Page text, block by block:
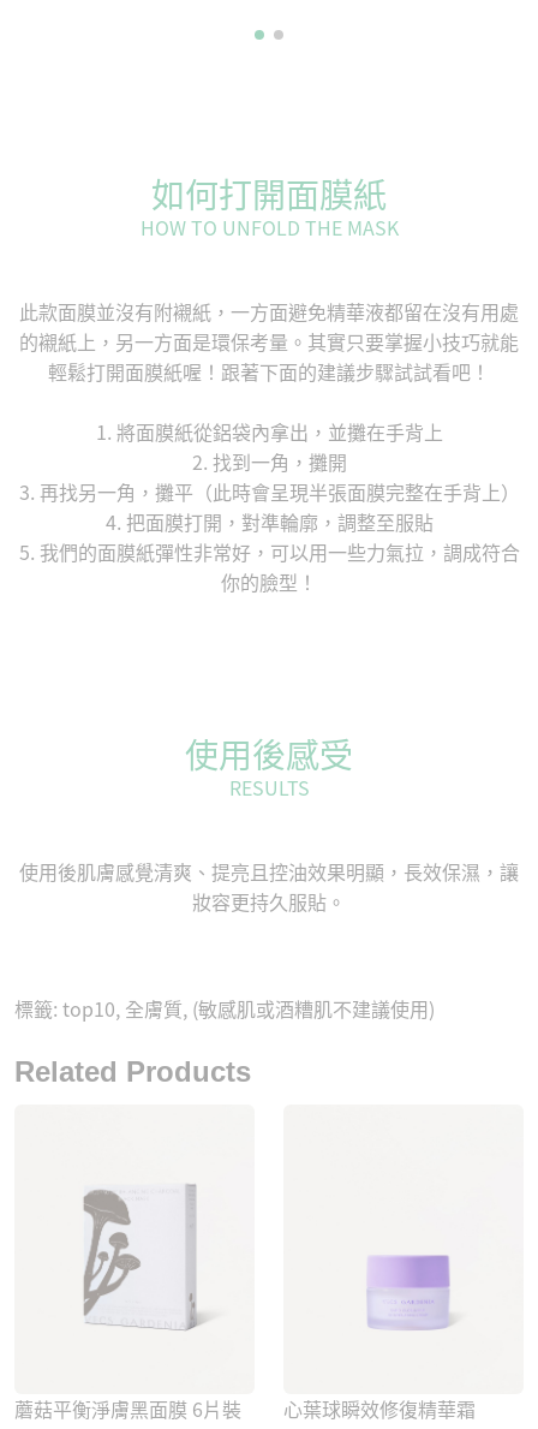
如何打開面膜紙
HOW TO UNFOLD THE MASK
此款面膜並沒有附襯紙，一方面避免精華液都留在沒有用處
的襯紙上，另一方面是環保考量。其實只要掌握小技巧就能
輕鬆打開面膜紙喔！跟著下面的建議步驟試試看吧！
1. 將面膜紙從鋁袋內拿出，並攤在手背上
2. 找到一角，攤開
3. 再找另一角，攤平（此時會呈現半張面膜完整在手背上）
4. 把面膜打開，對準輪廓，調整至服貼
5. 我們的面膜紙彈性非常好，可以用一些力氣拉，調成符合
你的臉型！
使用後感受
RESULTS
使用後肌膚感覺清爽、提亮且控油效果明顯，長效保濕，讓
妝容更持久服貼。
標籤: top10, 全膚質, (敏感肌或酒糟肌不建議使用)
Related Products
蘑菇平衡淨膚黑面膜 6片裝
心葉球瞬效修復精華霜